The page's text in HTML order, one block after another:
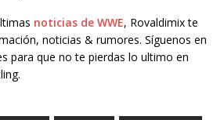
noticias de WWE, Rovaldimix te
noticias & rumores. Síguenos en
para que no te pierdas lo ultimo en